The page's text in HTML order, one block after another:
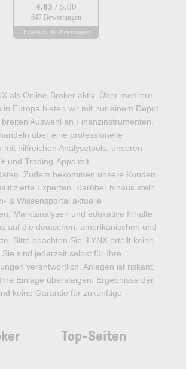
4.83 / 5.00
647 Bewertungen
Hinweis zu den Bewertungen
als Online-Broker aktiv. Über mehrere
in Europa bieten wir mit nur einem Depot
Auswahl an Finanzinstrumenten.
über eine professionelle
mit hilfreichen Analysetools, unseren
und Trading-Apps mit
Zudem bekommen unsere Kunden
Experten. Darüber hinaus stellt
& Wissensportal aktuelle
Marktanalysen und edukative Inhalte
auf die deutschen, amerikanischen und
Bitte beachten Sie: LYNX erteilt keine
sind jederzeit selbst für Ihre
verantwortlich. Anlegen ist riskant.
Einlage übersteigen. Ergebnisse der
keine Garantie für zukünftige
Top-Seiten